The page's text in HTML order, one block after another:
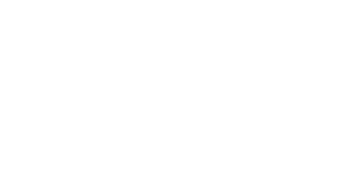
through $ 871.500